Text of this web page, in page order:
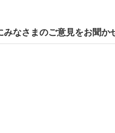
なさまのご意見をお聞か